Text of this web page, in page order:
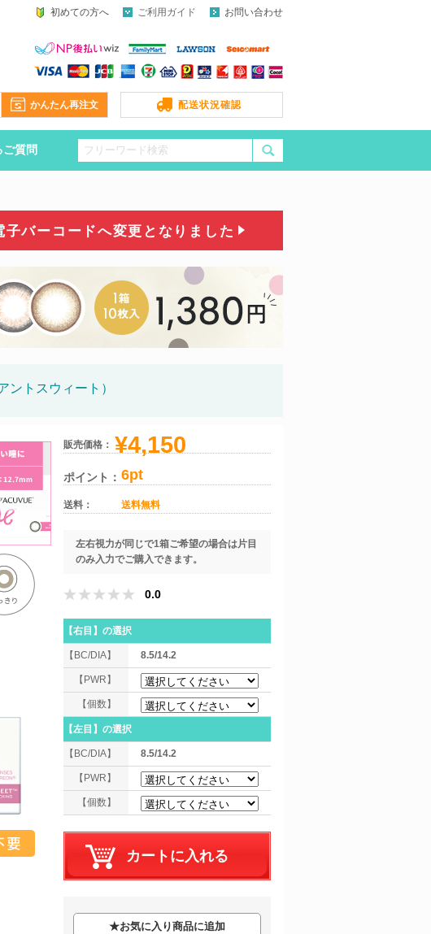
初めての方へ ご利用ガイド お問い合わせ
かんたん再注文 配送状況確認
ご質問
子バーコードへ変更となりました
ントスウィート）
販売価格： ¥4,150
ポイント： 6pt
送料： 送料無料
左右視力が同じで1箱ご希望の場合は片目
のみ入力でご購入できます。
0.0
【右目】 の選択
【BC/DIA】 8.5/14.2
【PWR】
【個数】
【左目】 の選択
【BC/DIA】 8.5/14.2
【PWR】
【個数】
★お気に入り商品に追加